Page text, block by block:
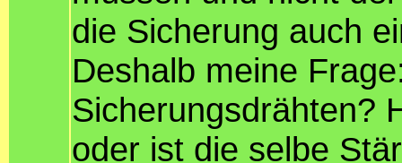
die Sicherung auch
Deshalb meine
Sicherungsdrähten?
oder ist die selbe